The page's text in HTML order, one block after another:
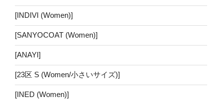
[INDIVI (Women)]
[SANYOCOAT (Women)]
[ANAYI]
[23区 S (Women/小さいサイズ)]
[INED (Women)]